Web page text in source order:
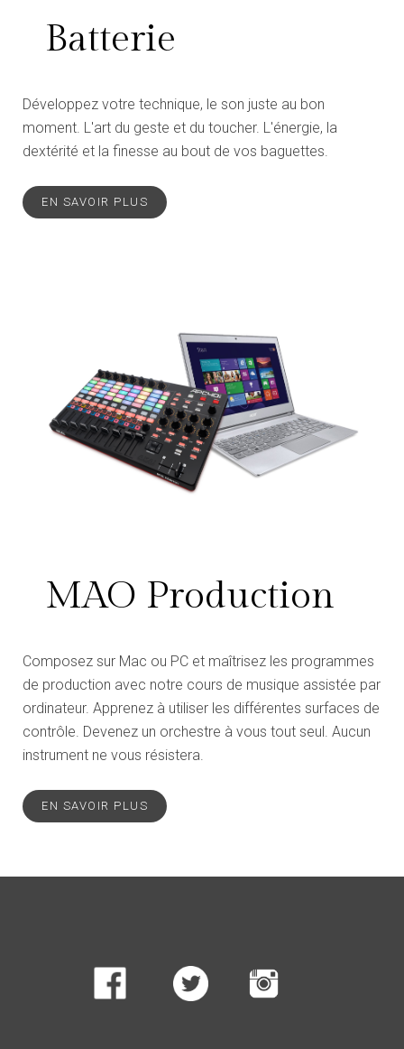
Batterie
Développez votre technique, le son juste au bon
moment. L'art du geste et du toucher. L'énergie, la
dextérité et la finesse au bout de vos baguettes.
EN SAVOIR PLUS
MAO Production
Composez sur Mac ou PC et maîtrisez les programmes
de production avec notre cours de musique assistée par
ordinateur. Apprenez à utiliser les différentes surfaces de
contrôle. Devenez un orchestre à vous tout seul. Aucun
instrument ne vous résistera.
EN SAVOIR PLUS